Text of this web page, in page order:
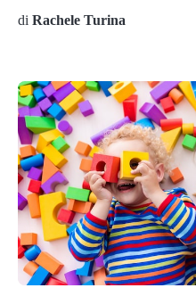
di Rachele Turina